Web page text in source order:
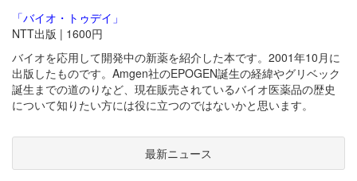
「バイオ・トゥデイ」
NTT出版 | 1600円
バイオを応用して開発中の新薬を紹介した本です。2001年10月に
出版したものです。Amgen社のEPOGEN誕生の経緯やグリベック
誕生までの道のりなど、現在販売されているバイオ医薬品の歴史
について知りたい方には役に立つのではないかと思います。
最新ニュース